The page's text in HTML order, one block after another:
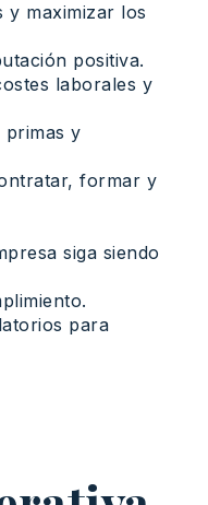
y maximizar los
positiva.
laborales y
primas y
formar y
siga siendo
para